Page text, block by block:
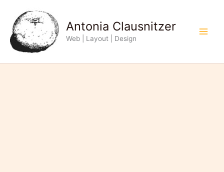
Inhalt
springen
Antonia Clausnitzer
Web | Layout | Design